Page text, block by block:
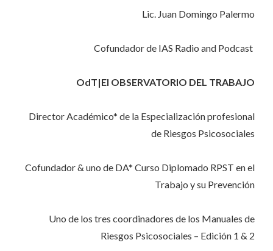
Lic. Juan Domingo Palermo
Cofundador de IAS Radio and Podcast
OdT|El OBSERVATORIO DEL TRABAJO
Director Académico* de la Especialización profesional
de Riesgos Psicosociales
Cofundador & uno de DA* Curso Diplomado RPST en el
Trabajo y su Prevención
Uno de los tres coordinadores de los Manuales de
Riesgos Psicosociales – Edición 1 & 2